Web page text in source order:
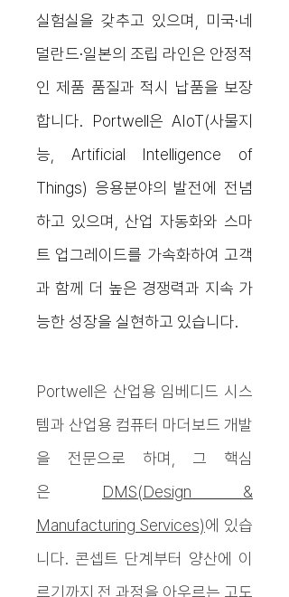
실험실을 갖추고 있으며, 미국·네
덜란드·일본의 조립 라인은 안정적
인 제품 품질과 적시 납품을 보장
합니다. Portwell은 AIoT(사물지
능, Artificial Intelligence of
Things) 응용분야의 발전에 전념
하고 있으며, 산업 자동화와 스마
트 업그레이드를 가속화하여 고객
과 함께 더 높은 경쟁력과 지속 가
능한 성장을 실현하고 있습니다.
Portwell은 산업용 임베디드 시스
템과 산업용 컴퓨터 마더보드 개발
을 전문으로 하며, 그 핵심
은 DMS(Design &
Manufacturing Services)에 있습
니다. 콘셉트 단계부터 양산에 이
르기까지 전 과정을 아우르는 고도